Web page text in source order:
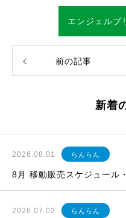
エンジェルプ
前の記事
新着
2026.08.01 らんらん
8月 移動販売スケジュール
2026.07.02 らんらん